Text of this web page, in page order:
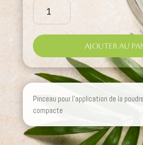
quantité
Pinceau
Poudre
Ajouter au
Pinceau pour l’application de la
compacte